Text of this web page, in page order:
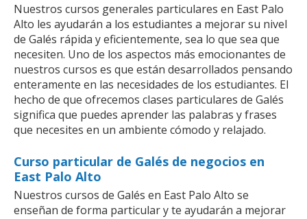
Nuestros cursos generales particulares en East Palo
Alto les ayudarán a los estudiantes a mejorar su nivel
de Galés rápida y eficientemente, sea lo que sea que
necesiten. Uno de los aspectos más emocionantes de
nuestros cursos es que están desarrollados pensando
enteramente en las necesidades de los estudiantes. El
hecho de que ofrecemos clases particulares de Galés
significa que puedes aprender las palabras y frases
que necesites en un ambiente cómodo y relajado.
Curso particular de Galés de negocios en
East Palo Alto
Nuestros cursos de Galés en East Palo Alto se
enseñan de forma particular y te ayudarán a mejorar